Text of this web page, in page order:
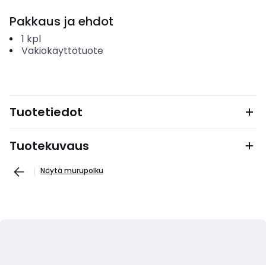
Pakkaus ja ehdot
1 kpl
Vakiokäyttötuote
Tuotetiedot
Tuotekuvaus
Näytä murupolku